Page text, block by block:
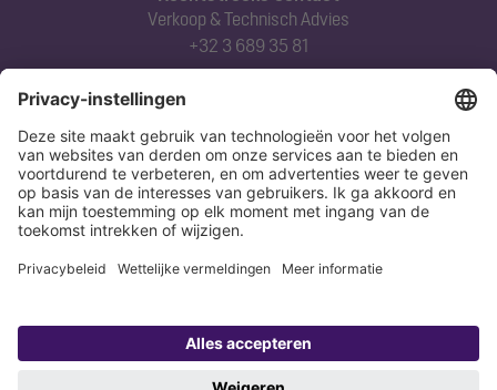
Verkoop & Technisch Advies
+32 3 689 35 81
Abonneert u zich op onze nieuwsbrief
Nu aanmelden
Verklaring Colofon